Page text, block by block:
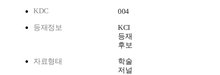
KDC
004
등재정보
KCI
등재
후보
자료형태
학술
저널